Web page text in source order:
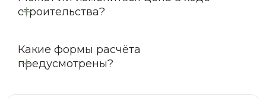
строительства?
Какие формы расчёта
предусмотрены?